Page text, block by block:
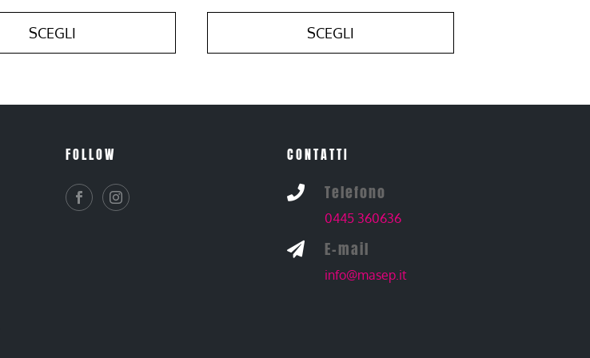
SCEGLI SCEGLI
FOLLOW CONTATTI
 Telefono
0445 360636
 E-mail
info@masep.it